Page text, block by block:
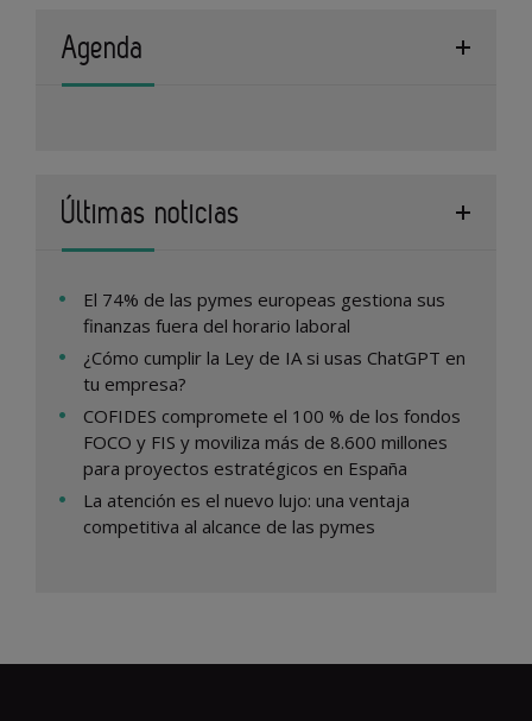
Agenda
Últimas noticias
El 74% de las pymes europeas gestiona sus
finanzas fuera del horario laboral
¿Cómo cumplir la Ley de IA si usas ChatGPT en
tu empresa?
COFIDES compromete el 100 % de los fondos
FOCO y FIS y moviliza más de 8.600 millones
para proyectos estratégicos en España
La atención es el nuevo lujo: una ventaja
competitiva al alcance de las pymes